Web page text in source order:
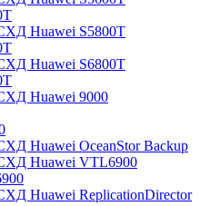
Huawei S5800T
Huawei S6800T
Huawei 9000
Huawei OceanStor Backup
Huawei VTL6900
Huawei ReplicationDirector